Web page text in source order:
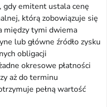
gdy emitent ustala cenę
którą zobowiązuje się
między tymi dwiema
lub główne źródło zysku
obligacji
okresowe płatności
aż do terminu
pełną wartość